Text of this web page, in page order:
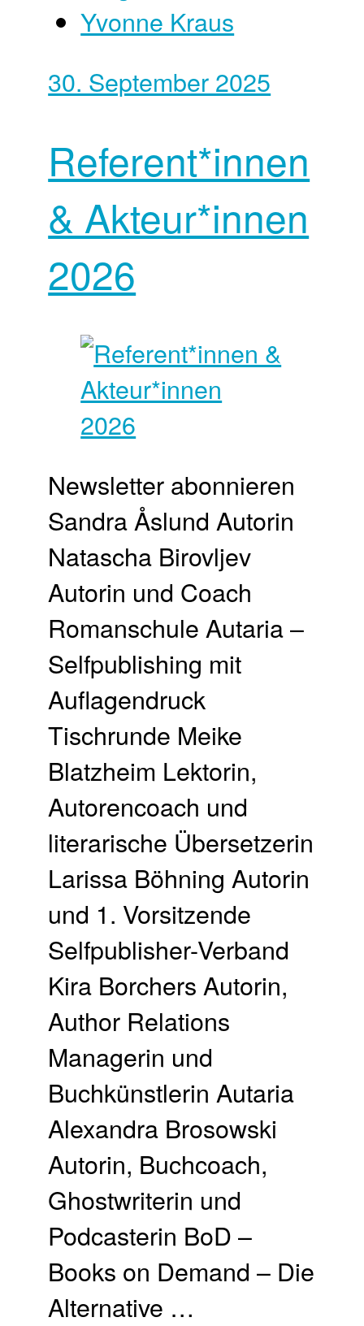
Yvonne Kraus
30. September 2025
Referent*innen
& Akteur*innen
2026
Newsletter abonnieren
Sandra Åslund Autorin
Natascha Birovljev
Autorin und Coach
Romanschule Autaria –
Selfpublishing mit
Auflagendruck
Tischrunde Meike
Blatzheim Lektorin,
Autorencoach und
literarische Übersetzerin
Larissa Böhning Autorin
und 1. Vorsitzende
Selfpublisher-Verband
Kira Borchers Autorin,
Author Relations
Managerin und
Buchkünstlerin Autaria
Alexandra Brosowski
Autorin, Buchcoach,
Ghostwriterin und
Podcasterin BoD –
Books on Demand – Die
Alternative …